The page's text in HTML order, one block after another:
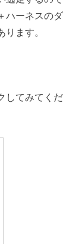
ハーネスのダ
ます。
してみてくだ